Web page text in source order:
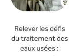
Relever les défis
du traitement des
eaux usées :